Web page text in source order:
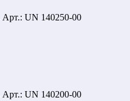
Арт.: UN 140250-00
Арт.: UN 140200-00